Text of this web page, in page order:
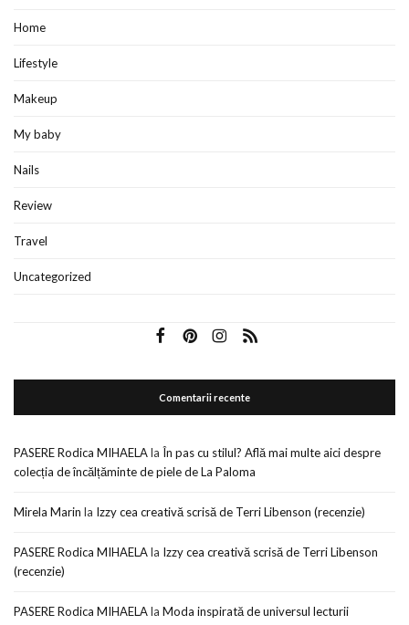
Home
Lifestyle
Makeup
My baby
Nails
Review
Travel
Uncategorized
Comentarii recente
PASERE Rodica MIHAELAla În pas cu stilul? Află mai multe aici despre
colecția de încălțăminte de piele de La Paloma
Mirela Marin la Izzy cea creativă scrisă de Terri Libenson (recenzie)
PASERE Rodica MIHAELAla Izzy cea creativă scrisă de Terri Libenson
(recenzie)
PASERE Rodica MIHAELAla Moda inspirată de universul lecturii